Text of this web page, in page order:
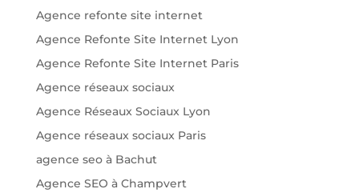
Agence refonte site internet
Agence Refonte Site Internet Lyon
Agence Refonte Site Internet Paris
Agence réseaux sociaux
Agence Réseaux Sociaux Lyon
Agence réseaux sociaux Paris
agence seo à Bachut
Agence SEO à Champvert